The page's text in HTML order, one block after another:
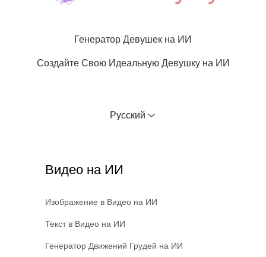
Генератор Девушек на ИИ
Создайте Свою Идеальную Девушку на ИИ
Русский
Видео на ИИ
Изображение в Видео на ИИ
Текст в Видео на ИИ
Генератор Движений Грудей на ИИ